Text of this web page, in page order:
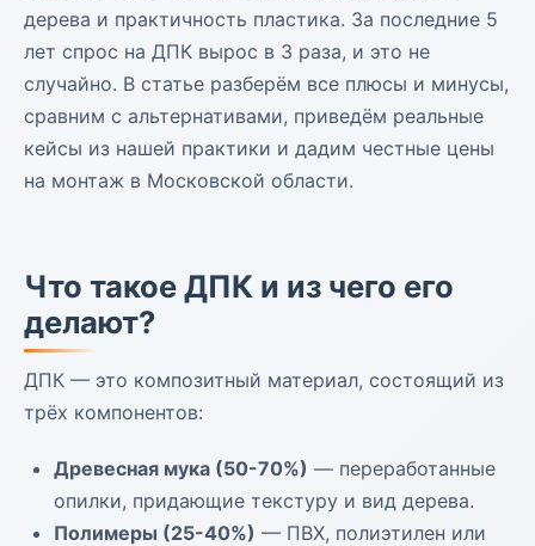
дерева и практичность пластика. За последние 5
лет спрос на ДПК вырос в 3 раза, и это не
случайно. В статье разберём все плюсы и минусы,
сравним с альтернативами, приведём реальные
кейсы из нашей практики и дадим честные цены
на монтаж в Московской области.
Что такое ДПК и из чего его
делают?
ДПК — это композитный материал, состоящий из
трёх компонентов:
Древесная мука (50-70%) — переработанные
опилки, придающие текстуру и вид дерева.
Полимеры (25-40%) — ПВХ, полиэтилен или